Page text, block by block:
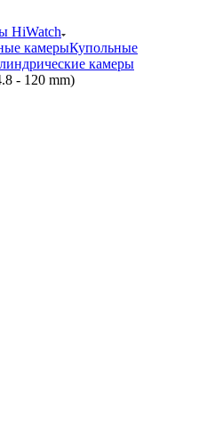
HiWatch
камерыКупольные
камеры
- 120 mm)